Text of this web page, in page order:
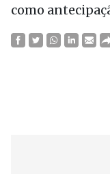
como